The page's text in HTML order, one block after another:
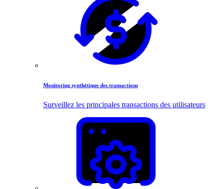
Monitoring synthétique des transactions
Surveillez les principales transactions des utilisateurs